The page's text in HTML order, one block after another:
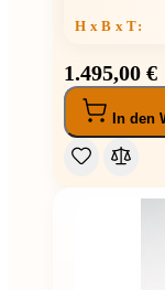
H x B x T:
1.495,00 €
In den